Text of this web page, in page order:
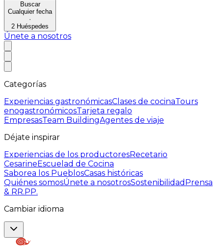
Buscar
Cualquier fecha
·
2 Huéspedes
Únete a nosotros
Categorías
Experiencias gastronómicasClases de cocinaTours
enogastronómicosTarjeta regalo
EmpresasTeam BuildingAgentes de viaje
Déjate inspirar
Experiencias de los productoresRecetario
CesarineEscuelad de Cocina
Saborea los PueblosCasas históricas
Quiénes somosÚnete a nosotrosSostenibilidad Prensa
& RR.PP.
Cambiar idioma